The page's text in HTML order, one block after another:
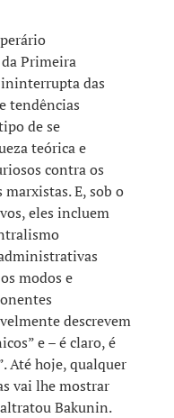
Primeira
das
tendências
de se
teórica e
contra os
E, sob o
eles incluem
modos e
descrevem
e – é claro, é
Até hoje, qualquer
vai lhe mostrar
Bakunin.